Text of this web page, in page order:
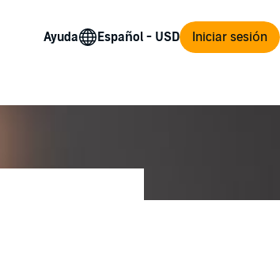
Ayuda Iniciar sesión